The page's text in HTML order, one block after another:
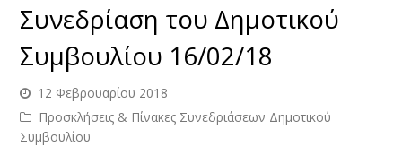
Συνεδρίαση του Δημοτικού
Συμβουλίου 16/02/18
12 Φεβρουαρίου 2018
Προσκλήσεις & Πίνακες Συνεδριάσεων Δημοτικού
Συμβουλίου